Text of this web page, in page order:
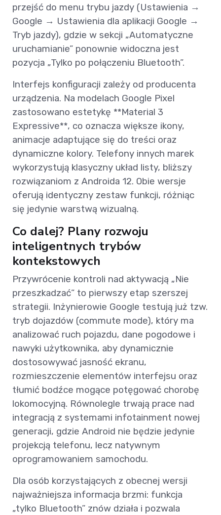
przejść do menu trybu jazdy (Ustawienia →
Google → Ustawienia dla aplikacji Google →
Tryb jazdy), gdzie w sekcji „Automatyczne
uruchamianie” ponownie widoczna jest
pozycja „Tylko po połączeniu Bluetooth”.
Interfejs konfiguracji zależy od producenta
urządzenia. Na modelach Google Pixel
zastosowano estetykę **Material 3
Expressive**, co oznacza większe ikony,
animacje adaptujące się do treści oraz
dynamiczne kolory. Telefony innych marek
wykorzystują klasyczny układ listy, bliższy
rozwiązaniom z Androida 12. Obie wersje
oferują identyczny zestaw funkcji, różniąc
się jedynie warstwą wizualną.
Co dalej? Plany rozwoju
inteligentnych trybów
kontekstowych
Przywrócenie kontroli nad aktywacją „Nie
przeszkadzać” to pierwszy etap szerszej
strategii. Inżynierowie Google testują już tzw.
tryb dojazdów (commute mode), który ma
analizować ruch pojazdu, dane pogodowe i
nawyki użytkownika, aby dynamicznie
dostosowywać jasność ekranu,
rozmieszczenie elementów interfejsu oraz
tłumić bodźce mogące potęgować chorobę
lokomocyjną. Równolegle trwają prace nad
integracją z systemami infotainment nowej
generacji, gdzie Android nie będzie jedynie
projekcją telefonu, lecz natywnym
oprogramowaniem samochodu.
Dla osób korzystających z obecnej wersji
najważniejsza informacja brzmi: funkcja
„tylko Bluetooth” znów działa i pozwala